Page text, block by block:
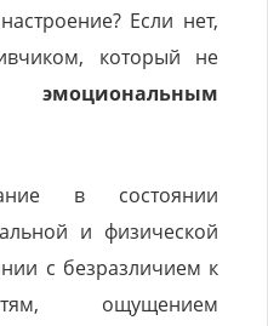
Если нет,
который не
с эмоциональным
в состоянии
и физической
с безразличием к
ощущением